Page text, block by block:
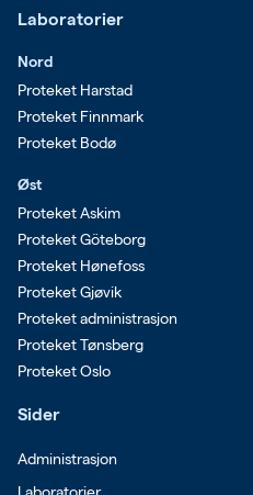
Laboratorier
Nord
Proteket Harstad
Proteket Finnmark
Proteket Bodø
Øst
Proteket Askim
Proteket Göteborg
Proteket Hønefoss
Proteket Gjøvik
Proteket administrasjon
Proteket Tønsberg
Proteket Oslo
Sider
Administrasjon